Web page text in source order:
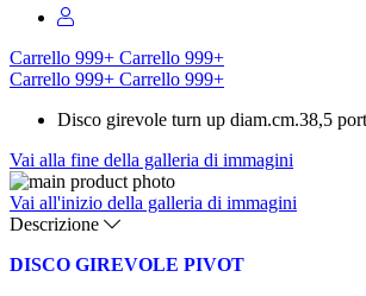
Carrello 999+ Carrello 999+
Carrello 999+ Carrello 999+
Disco girevole turn up diam.cm.38,5
Vai alla fine della galleria di immagini
Vai all'inizio della galleria di immagini
Descrizione
DISCO GIREVOLE PIVOT